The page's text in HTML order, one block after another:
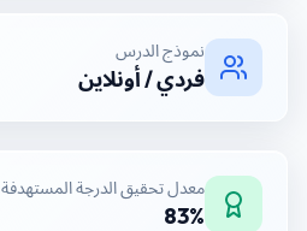
نموذج الدرس
فردي / أونلاين
معدل تحقيق الدرجة المستهدفة
83%